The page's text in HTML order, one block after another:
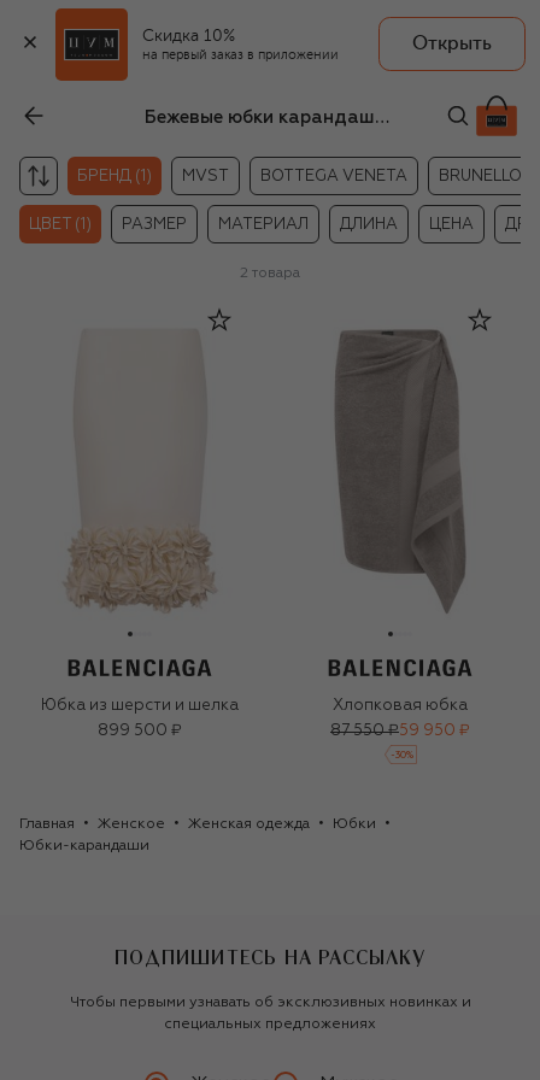
Скидка 10%
на первый заказ в приложении
Открыть
Бежевые юбки карандаши Balenciaga
БРЕНД (1) MVST BOTTEGA VENETA BRUNELLO
ЦВЕТ (1) РАЗМЕР МАТЕРИАЛ ДЛИНА ЦЕНА
2 товара
Юбка из шерсти и шелка
899 500 ₽
Хлопковая юбка
87 550 ₽59 950 ₽
-30%
Главная Женское Женская одежда
Юбки
Юбки-карандаши
ПОДПИШИТЕСЬ НА РАССЫЛКУ
Чтобы первыми узнавать об эксклюзивных новинках и
специальных предложениях